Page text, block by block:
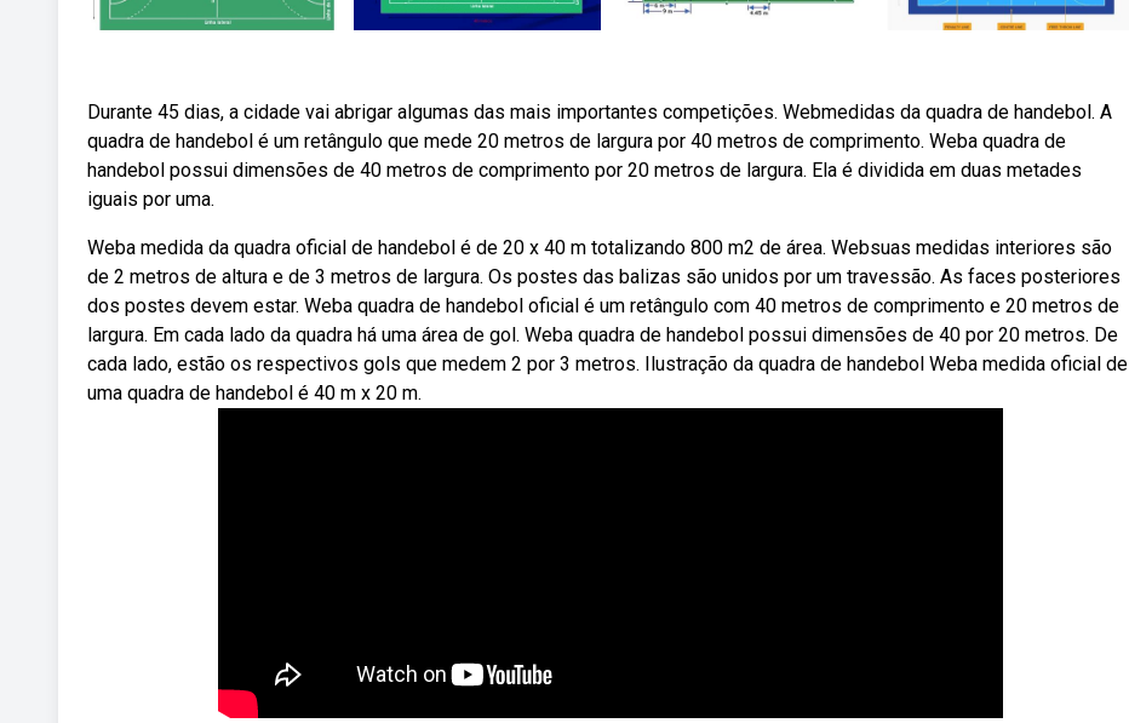
Durante 45 dias, a cidade vai abrigar algumas das mais importantes competições. Webmedidas da quadra de handebol. A
quadra de handebol é um retângulo que mede 20 metros de largura por 40 metros de comprimento. Weba quadra de
handebol possui dimensões de 40 metros de comprimento por 20 metros de largura. Ela é dividida em duas metades
iguais por uma.
Weba medida da quadra oficial de handebol é de 20 x 40 m totalizando 800 m2 de área. Websuas medidas interiores são
de 2 metros de altura e de 3 metros de largura. Os postes das balizas são unidos por um travessão. As faces posteriores
dos postes devem estar. Weba quadra de handebol oficial é um retângulo com 40 metros de comprimento e 20 metros de
largura. Em cada lado da quadra há uma área de gol. Weba quadra de handebol possui dimensões de 40 por 20 metros. De
cada lado, estão os respectivos gols que medem 2 por 3 metros. Ilustração da quadra de handebol Weba medida oficial de
uma quadra de handebol é 40 m x 20 m.